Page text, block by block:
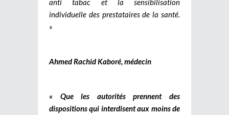
anti tabac et la sensibilisation
individuelle des prestataires de la santé.
»
Ahmed Rachid Kaboré, médecin
« Que les autorités prennent des
dispositions qui interdisent aux moins de